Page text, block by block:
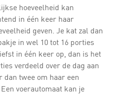
hoeveelheid kan
in één keer haar
geven. Je kat zal dan
in wel 10 tot 16 porties
in één keer op, dan is het
verdeeld over de dag aan
twee om haar een
voerautomaat kan je